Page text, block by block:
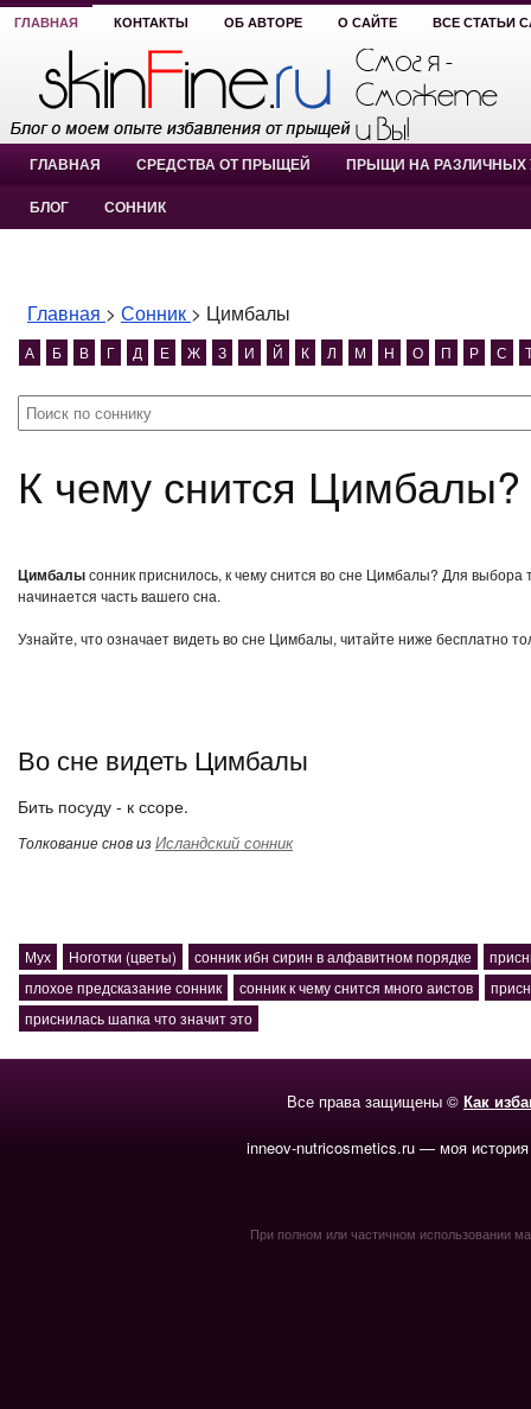
ГЛАВНАЯ КОНТАКТЫ ОБ АВТОРЕ О САЙТЕ ВСЕ СТАТЬИ
ГЛАВНАЯ СРЕДСТВА ОТ ПРЫЩЕЙ ПРЫЩИ НА РАЗЛИЧНЫХ
БЛОГ СОННИК
Главная > Сонник > Цимбалы
А Б В Г Д Е Ж З И Й К Л М Н О П Р С
К чему снится
Цимбалысонник приснилось, к чему снится во сне Цимбалы? Для выбора
начинается часть вашего сна.
Узнайте, что означает видеть во сне Цимбалы, читайте ниже бесплатно
Во сне видеть Цимбалы
Бить посуду - к ссоре.
Толкование снов изИсландский сонник
Мух Ноготки (цветы) сонник ибн сирин в алфавитном порядке
плохое предсказание сонник
сонник к чему снится много аистов
приснилась шапка что значит это
Все права защищены © Как
inneov-nutricosmetics.ru — моя
При полном или частичном использовании